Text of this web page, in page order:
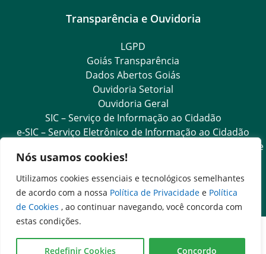
Nós usamos cookies!
Utilizamos cookies essenciais e tecnológicos semelhantes
de acordo com a nossa Política de Privacidade e Política
de Cookies , ao continuar navegando, você concorda com
estas condições.
Redefinir Cookies Concordo
Transparência e Ouvidoria
LGPD
Goiás Transparência
Dados Abertos Goiás
Ouvidoria Setorial
Ouvidoria Geral
SIC – Serviço de Informação ao Cidadão
e-SIC – Serviço Eletrônico de Informação ao Cidadão
Acesso às Informações das Organizações Sociais de Saúde
e Sociedade Civil
Ouvidoria Setorial (Expresso)
Ouvidoria Setorial (Presencial)